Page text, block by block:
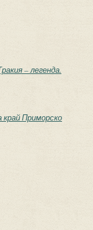
– легенда.
Приморско